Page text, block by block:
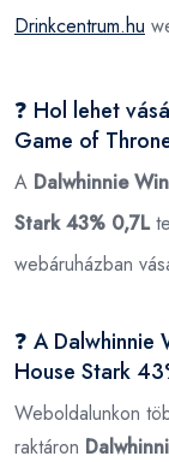
Drinkcentrum.hu
❓ Hol lehet
Game of
A Dalwhinnie
Stark 43% 0,7L
webáruházban
❓ A
House Stark
Weboldalunkon
raktáron